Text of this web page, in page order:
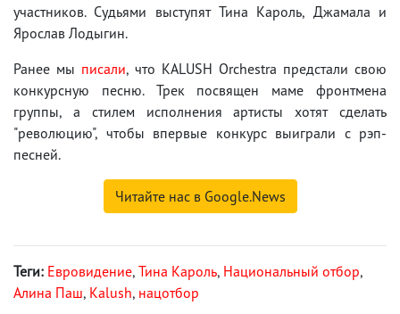
участников. Судьями выступят Тина Кароль, Джамала и
Ярослав Лодыгин.
Ранее мы писали, что KALUSH Orchestra предстали свою
конкурсную песню. Трек посвящен маме фронтмена
группы, а стилем исполнения артисты хотят сделать
"революцию", чтобы впервые конкурс выиграли с рэп-
песней.
Читайте нас в Google.News
Теги: Евровидение, Тина Кароль, Национальный отбор,
Алина Паш, Kalush, нацотбор